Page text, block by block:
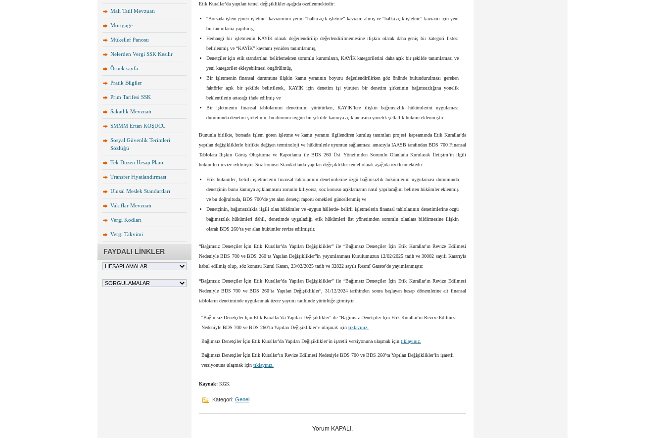
Mali Tatil Mevzuatı
Mortgage
Mükellef Panosu
Nelerden Vergi SSK Kesilir
Örnek sayfa
Pratik Bilgiler
Prim Tarifesi SSK
Sakatlık Mevzuatı
SMMM Ertan KOŞUCU
Sosyal Güvenlik Terimleri
Sözlüğü
Tek Düzen Hesap Planı
Transfer Fiyatlandırması
Ulusal Meslek Standartları
Vakıflar Mevzuatı
Vergi Kodları
Vergi Takvimi
FAYDALI LİNKLER
Etik Kurallar’da yapılan temel değişiklikler aşağıda özetlenmektedir:
“Borsada işlem gören işletme” kavramının yerini “halka açık işletme” kavramı almış ve “halka açık işletme” kavramı için yeni
bir tanımlama yapılmış,
Herhangi bir işletmenin KAYİK olarak değerlendirilip değerlendirilmemesine ilişkin olarak daha geniş bir kategori listesi
belirlenmiş ve “KAYİK” kavramı yeniden tanımlanmış,
Denetçiler için etik standartları belirlemekten sorumlu kurumların, KAYİK kategorilerini daha açık bir şekilde tanımlaması ve
yeni kategoriler ekleyebilmesi öngörülmüş,
Bir işletmenin finansal durumuna ilişkin kamu yararının boyutu değerlendirilirken göz önünde bulundurulması gereken
faktörler açık bir şekilde belirtilerek, KAYİK için denetim işi yürüten bir denetim şirketinin bağımsızlığına yönelik
beklentilerin artacağı ifade edilmiş ve
Bir işletmenin finansal tablolarının denetimini yürütürken, KAYİK’lere ilişkin bağımsızlık hükümlerini uygulaması
durumunda denetim şirketinin, bu durumu uygun bir şekilde kamuya açıklamasına yönelik şeffaflık hükmü eklenmiştir.
Bununla birlikte, borsada işlem gören işletme ve kamu yararını ilgilendiren kuruluş tanımları projesi kapsamında Etik Kurallar’da
yapılan değişikliklerle birlikte değişen terminoloji ve hükümlerle uyumun sağlanması amacıyla IAASB tarafından BDS 700 Finansal
Tablolara İlişkin Görüş Oluşturma ve Raporlama ile BDS 260 Üst Yönetimden Sorumlu Olanlarla Kurulacak İletişim’in ilgili
hükümleri revize edilmiştir. Söz konusu Standartlarda yapılan değişiklikler temel olarak aşağıda özetlenmektedir:
Etik hükümler, belirli işletmelerin finansal tablolarının denetimlerine özgü bağımsızlık hükümlerini uygulaması durumunda
denetçinin bunu kamuya açıklamasını zorunlu kılıyorsa, söz konusu açıklamanın nasıl yapılacağını belirten hükümler eklenmiş
ve bu doğrultuda, BDS 700’de yer alan denetçi raporu örnekleri güncellenmiş ve
Denetçinin, bağımsızlıkla ilgili olan hükümler ve -uygun hâllerde- belirli işletmelerin finansal tablolarının denetimlerine özgü
bağımsızlık hükümleri dâhil, denetimde uyguladığı etik hükümleri üst yönetimden sorumlu olanlara bildirmesine ilişkin
olarak BDS 260’ta yer alan hükümler revize edilmiştir.
“Bağımsız Denetçiler İçin Etik Kurallar’da Yapılan Değişiklikler” ile “Bağımsız Denetçiler İçin Etik Kurallar’ın Revize Edilmesi
Nedeniyle BDS 700 ve BDS 260’ta Yapılan Değişiklikler”in yayımlanması Kurulumuzun 12/02/2025 tarih ve 30002 sayılı Kararıyla
kabul edilmiş olup, söz konusu Kurul Kararı, 23/02/2025 tarih ve 32822 sayılı Resmî Gazete’de yayımlanmıştır.
“Bağımsız Denetçiler İçin Etik Kurallar’da Yapılan Değişiklikler” ile “Bağımsız Denetçiler İçin Etik Kurallar’ın Revize Edilmesi
Nedeniyle BDS 700 ve BDS 260’ta Yapılan Değişiklikler”, 31/12/2024 tarihinden sonra başlayan hesap dönemlerine ait finansal
tabloların denetiminde uygulanmak üzere yayımı tarihinde yürürlüğe girmiştir.
“Bağımsız Denetçiler İçin Etik Kurallar’da Yapılan Değişiklikler” ile “Bağımsız Denetçiler İçin Etik Kurallar’ın Revize Edilmesi
Nedeniyle BDS 700 ve BDS 260’ta Yapılan Değişiklikler”e ulaşmak için tıklayınız.
Bağımsız Denetçiler İçin Etik Kurallar’da Yapılan Değişiklikler’in işaretli versiyonuna ulaşmak için tıklayınız.
Bağımsız Denetçiler İçin Etik Kurallar’ın Revize Edilmesi Nedeniyle BDS 700 ve BDS 260’ta Yapılan Değişiklikler’in işaretli
versiyonuna ulaşmak için tıklayınız.
Kaynak: KGK
Kategori: Genel
Yorum KAPALI.